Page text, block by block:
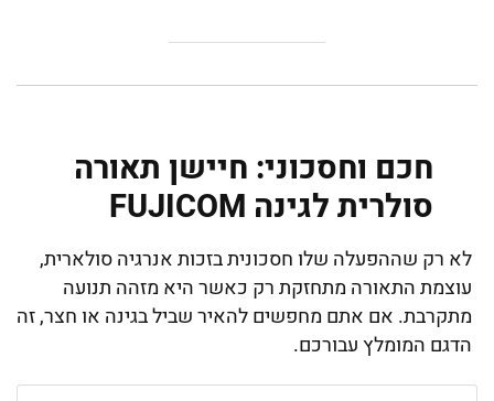
חכם וחסכוני: חיישן תאורה
סולרית לגינה FUJICOM
לא רק שההפעלה שלו חסכונית בזכות אנרגיה סולארית,
עוצמת התאורה מתחזקת רק כאשר היא מזהה תנועה
מתקרבת. אם אתם מחפשים להאיר שביל בגינה או חצר, זה
הדגם המומלץ עבורכם.